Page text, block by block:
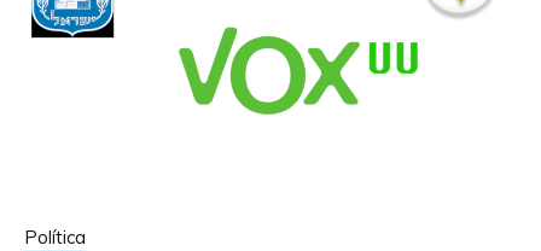
Política